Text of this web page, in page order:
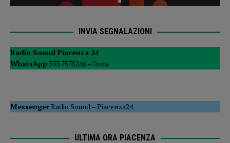
INVIA SEGNALAZIONI
Radio Sound Piacenza 24
WhatsApp 333 7575246 – Invia
MessengerRadio Sound –Piacenza24
ULTIMA ORA PIACENZA